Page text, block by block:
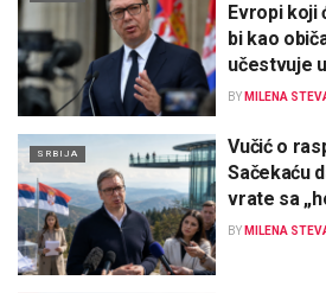
Evropi koji
bi kao
učestvuje
BY MILENA
SRBIJA
Vučić o
Sačekaću
vrate sa
BY MILENA